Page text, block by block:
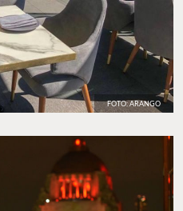
FOTO: ARANGO